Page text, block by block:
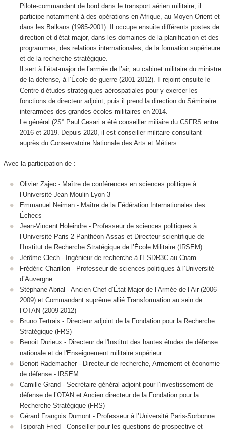
Pilote-commandant de bord dans le transport aérien militaire, il
participe notamment à des opérations en Afrique, au Moyen-Orient et
dans les Balkans (1985-2001). Il occupe ensuite différents postes de
direction et d’état-major, dans les domaines de la planification et des
programmes, des relations internationales, de la formation supérieure
et de la recherche stratégique.
Il sert à l’état-major de l’armée de l’air, au cabinet militaire du ministre
de la défense, à l’École de guerre (2001-2012). Il rejoint ensuite le
Centre d’études stratégiques aérospatiales pour y exercer les
fonctions de directeur adjoint, puis il prend la direction du Séminaire
interarmées des grandes écoles militaires en 2014.
Le général (2S° Paul Cesari a été conseiller miliaire du CSFRS entre
2016 et 2019. Depuis 2020, il est conseiller militaire consultant
auprès du Conservatoire Nationale des Arts et Métiers.
Avec la participation de :
Olivier Zajec - Maître de conférences en sciences politique à
l’Université Jean Moulin Lyon 3
Emmanuel Neiman - Maître de la Fédération Internationales des
Échecs
Jean-Vincent Holeindre - Professeur de sciences politiques à
l’Université Paris 2 Panthéon-Assas et Directeur scientifique de
l’Institut de Recherche Stratégique de l’École Militaire (IRSEM)
Jérôme Clech - Ingénieur de recherche à l'ESDR3C au Cnam
Frédéric Charillon - Professeur de sciences politiques à l’Université
d’Auvergne
Stéphane Abrial - Ancien Chef d’État-Major de l’Armée de l’Air (2006-
2009) et Commandant suprême allié Transformation au sein de
l’OTAN (2009-2012)
Bruno Tertrais - Directeur adjoint de la Fondation pour la Recherche
Stratégique (FRS)
Benoit Durieux - Directeur de l'Institut des hautes études de défense
nationale et de l'Enseignement militaire supérieur
Benoit Rademacher - Directeur de recherche, Armement et économie
de défense - IRSEM
Camille Grand - Secrétaire général adjoint pour l’investissement de
défense de l’OTAN et Ancien directeur de la Fondation pour la
Recherche Stratégique (FRS)
Gérard François Dumont - Professeur à l’Université Paris-Sorbonne
Tsiporah Fried - Conseiller pour les questions de prospective et